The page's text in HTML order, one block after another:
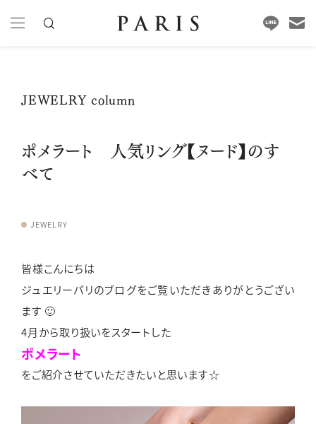
JEWELRY column
ポメラート 人気リング【ヌード】のす
べて
JEWELRY
皆様こんにちは
ジュエリーパリのブログをご覧いただきありがとうござい
ます 🙂
4月から取り扱いをスタートした
ポメラート
をご紹介させていただきたいと思います☆